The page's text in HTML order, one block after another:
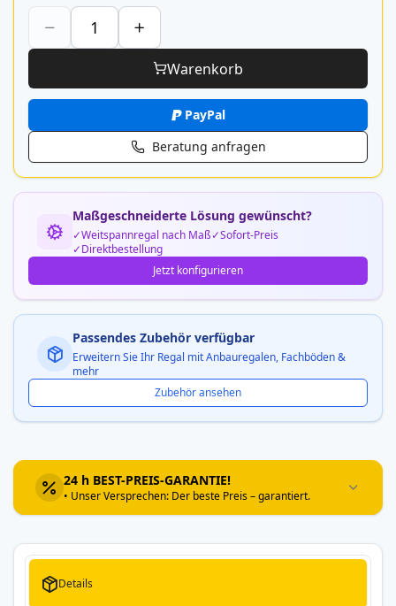
Warenkorb
PayPal
Beratung anfragen
Maßgeschneiderte Lösung gewünscht?
Weitspannregal nach Maß
Sofort-Preis
Direktbestellung
Jetzt konfigurieren
Passendes Zubehör verfügbar
Erweitern Sie Ihr Regal mit Anbauregalen, Fachböden &
mehr
Zubehör ansehen
24 h BEST-PREIS-GARANTIE!
• Unser Versprechen: Der beste Preis – garantiert.
Details